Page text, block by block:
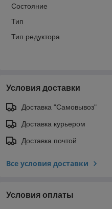
Состояние
Тип
Тип редуктора
Условия доставки
Доставка "Самовывоз"
Доставка курьером
Доставка почтой
Все условия доставки
Условия оплаты